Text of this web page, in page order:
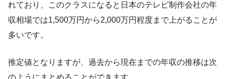
れており、このクラスになると日本のテレビ制作会社の年
収相場では1,500万円から2,000万円程度まで上がることが
多いです。
推定値となりますが、過去から現在までの年収の推移は次